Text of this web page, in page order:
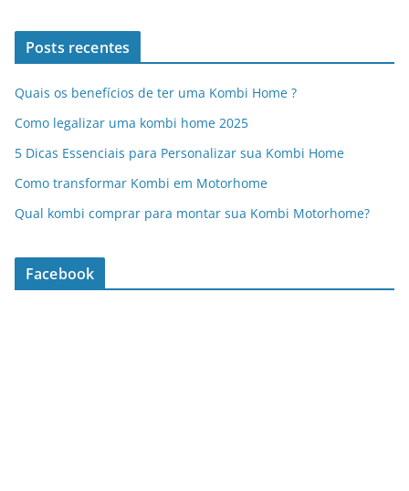
Posts recentes
Quais os benefícios de ter uma Kombi Home ?
Como legalizar uma kombi home 2025
5 Dicas Essenciais para Personalizar sua Kombi Home
Como transformar Kombi em Motorhome
Qual kombi comprar para montar sua Kombi Motorhome?
Facebook